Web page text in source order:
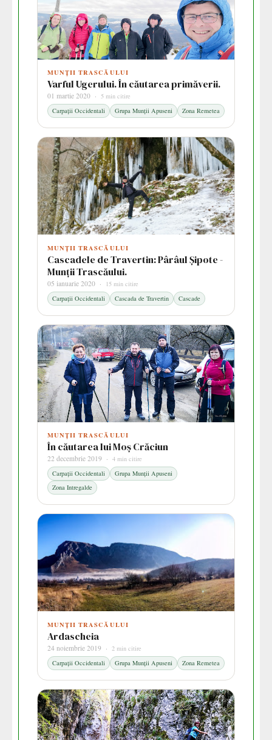
MUNȚII TRASCĂULUI
Varful Ugerului. În căutarea primăverii.
01 martie 2020 · 5 min citire
Carpații Occidentali
Grupa Munții Apuseni Zona Remetea
MUNȚII TRASCĂULUI
Cascadele de Travertin: Pârâul Șipote -
Munții Trascăului.
05 ianuarie 2020 ·
15 min citire
Carpații Occidentali
Cascada de Travertin Cascade
MUNȚII TRASCĂULUI
În căutarea lui Moș Crăciun
22 decembrie 2019 · 4 min citire
Carpații Occidentali
Grupa Munții Apuseni
Zona Intregalde
MUNȚII TRASCĂULUI
Ardascheia
24 noiembrie 2019 · 2 min citire
Carpații Occidentali
Grupa Munții Apuseni Zona Remetea